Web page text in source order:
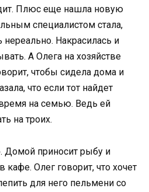
Плюс еще нашла новую
специалистом стала,
нереально. Накрасилась и
А Олега на хозяйстве
чтобы сидела дома и
что если тот найдет
на семью. Ведь ей
на троих.
Домой приносит рыбу и
кафе. Олег говорит, что хочет
для него пельмени со